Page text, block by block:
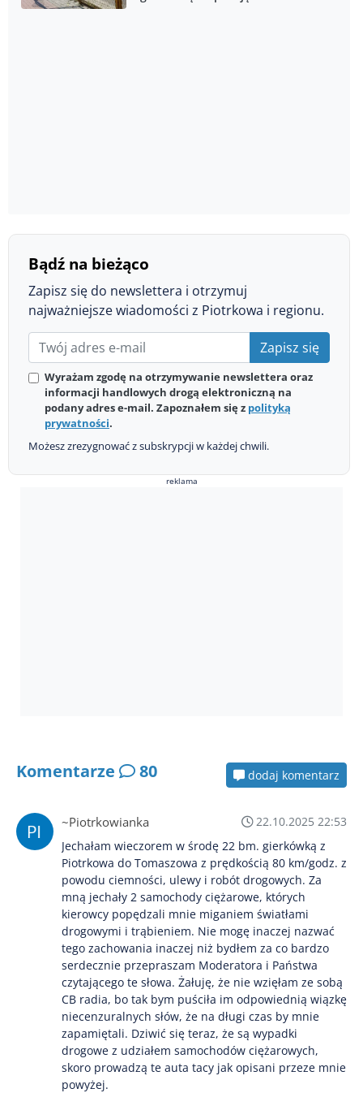
Bądź na bieżąco
Zapisz się do newslettera i otrzymuj
najważniejsze wiadomości z Piotrkowa i regionu.
Zapisz się
Wyrażam zgodę na otrzymywanie newslettera oraz
informacji handlowych drogą elektroniczną na
podany adres e-mail. Zapoznałem się z polityką
prywatności.
Możesz zrezygnować z subskrypcji w każdej chwili.
reklama
Komentarze 80 dodaj komentarz
~Piotrkowianka
22.10.2025 22:53
Jechałam wieczorem w środę 22 bm. gierkówką z
Piotrkowa do Tomaszowa z prędkością 80 km/godz. z
powodu ciemności, ulewy i robót drogowych. Za
mną jechały 2 samochody ciężarowe, których
kierowcy popędzali mnie miganiem światłami
drogowymi i trąbieniem. Nie mogę inaczej nazwać
tego zachowania inaczej niż bydłem za co bardzo
serdecznie przepraszam Moderatora i Państwa
czytającego te słowa. Żałuję, że nie wzięłam ze sobą
CB radia, bo tak bym puściła im odpowiednią wiązkę
niecenzuralnych słów, że na długi czas by mnie
zapamiętali. Dziwić się teraz, że są wypadki
drogowe z udziałem samochodów ciężarowych,
skoro prowadzą te auta tacy jak opisani przeze mnie
powyżej.